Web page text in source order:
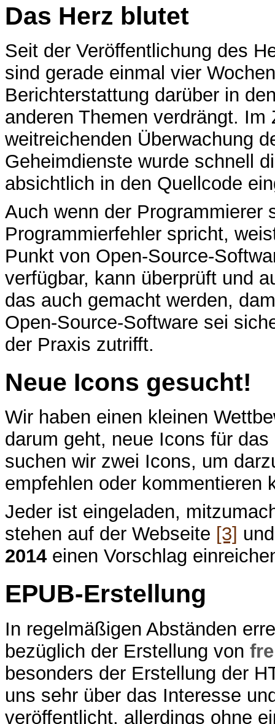
Das Herz blutet
Seit der Veröffentlichung des
sind gerade einmal vier
Berichterstattung darüber in
anderen Themen verdrängt.
weitreichenden Überwachung
Geheimdienste wurde schnell
absichtlich in den Quellcode
Auch wenn der Programmierer
Programmierfehler spricht,
Punkt von Open-Source-
verfügbar, kann überprüft und
das auch gemacht werden,
Open-Source-Software sei
der Praxis zutrifft.
Neue Icons gesucht!
Wir haben einen kleinen
darum geht, neue Icons für
suchen wir zwei Icons, um
empfehlen oder kommentieren
Jeder ist eingeladen,
stehen auf der Webseite [3]
2014 einen Vorschlag
EPUB-Erstellung
In regelmäßigen Abständen
bezüglich der Erstellung von
besonders der Erstellung der
uns sehr über das Interesse
veröffentlicht, allerdings ohne